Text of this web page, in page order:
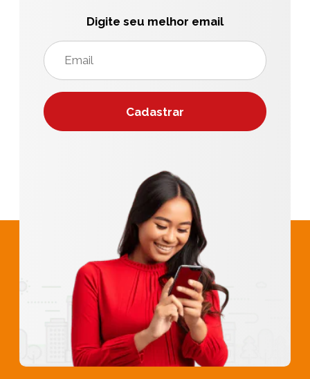
Digite seu melhor email